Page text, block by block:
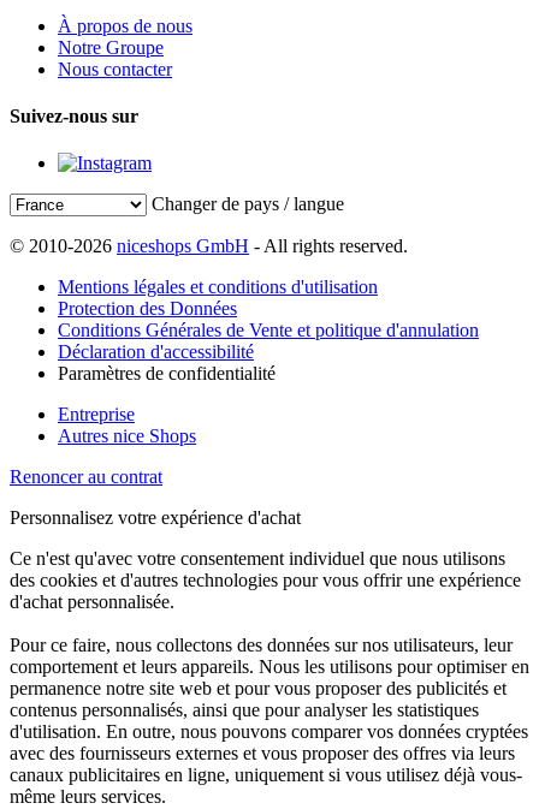
À propos de nous
Notre Groupe
Nous contacter
Suivez-nous sur
Changer de pays / langue
© 2010-2026 niceshops GmbH - All rights reserved.
Mentions légales et conditions d'utilisation
Protection des Données
Conditions Générales de Vente et politique d'annulation
Déclaration d'accessibilité
Paramètres de confidentialité
Entreprise
Autres nice Shops
Renoncer au contrat
Personnalisez votre expérience d'achat
Ce n'est qu'avec votre consentement individuel que nous utilisons
des cookies et d'autres technologies pour vous offrir une expérience
d'achat personnalisée.
Pour ce faire, nous collectons des données sur nos utilisateurs, leur
comportement et leurs appareils. Nous les utilisons pour optimiser en
permanence notre site web et pour vous proposer des publicités et
contenus personnalisés, ainsi que pour analyser les statistiques
d'utilisation. En outre, nous pouvons comparer vos données cryptées
avec des fournisseurs externes et vous proposer des offres via leurs
canaux publicitaires en ligne, uniquement si vous utilisez déjà vous-
même leurs services.